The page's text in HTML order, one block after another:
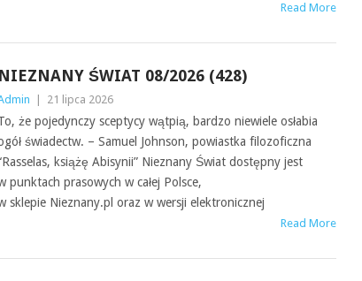
Read More
NIEZNANY ŚWIAT 08/2026 (428)
21 lipca 2026
że pojedynczy sceptycy wątpią, bardzo niewiele osłabia
świadectw. – Samuel Johnson, powiastka filozoficzna
książę Abisynii” Nieznany Świat dostępny jest
punktach prasowych w całej Polsce,
sklepie Nieznany.pl oraz w wersji elektronicznej
Read More